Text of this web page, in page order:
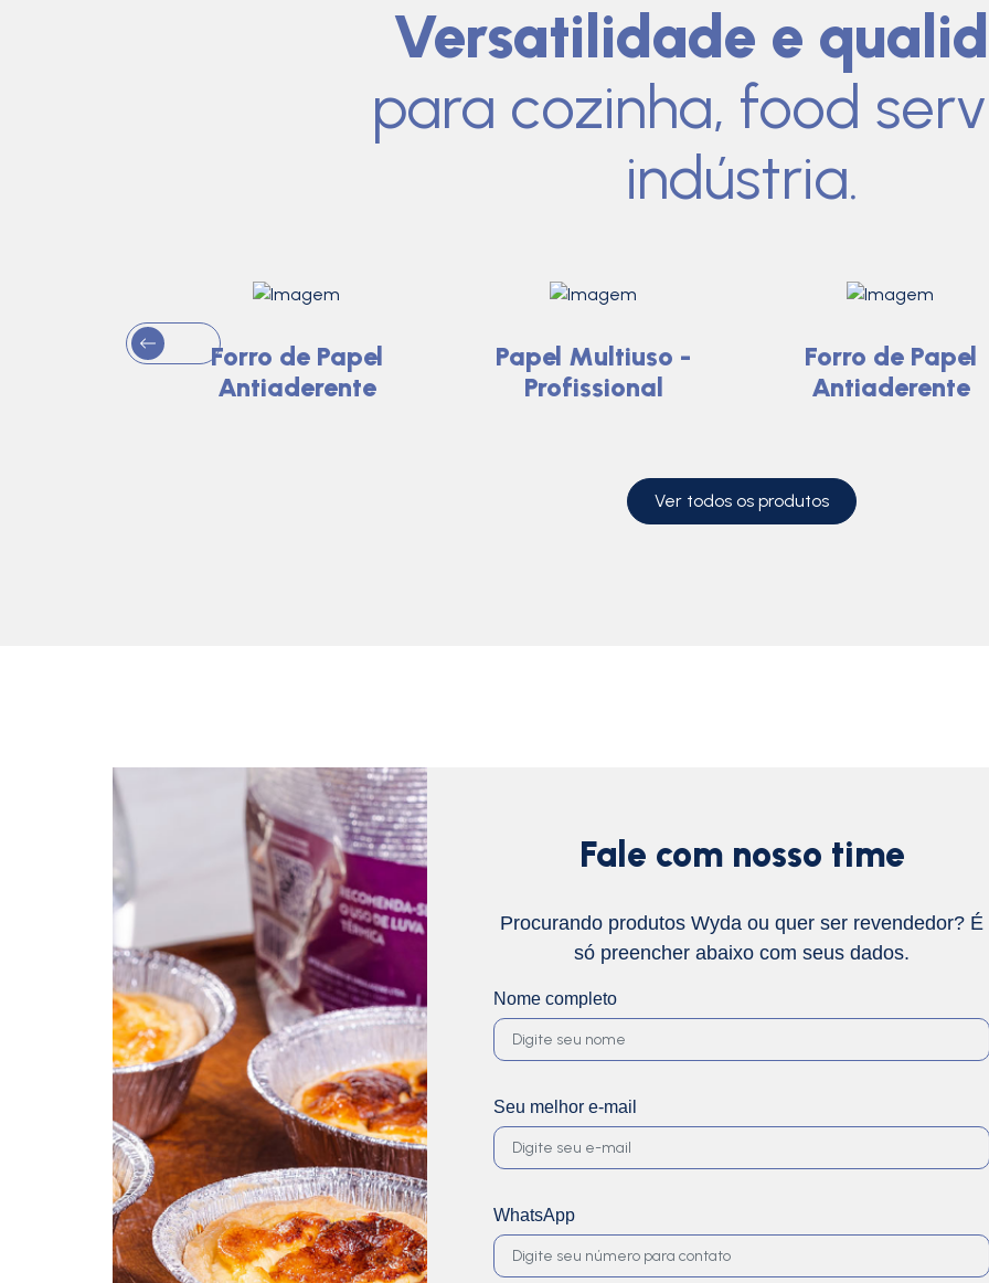
Versatilidade e
para cozinha, food
indústria.
Forro de Papel
Antiaderente
Papel Multiuso -
Profissional
Forro de Papel
Antiaderente
Ver todos os produtos
Fale com nosso time
Procurando produtos Wyda ou quer ser revendedor? É
só preencher abaixo com seus dados.
Nome completo
Seu melhor e-mail
WhatsApp